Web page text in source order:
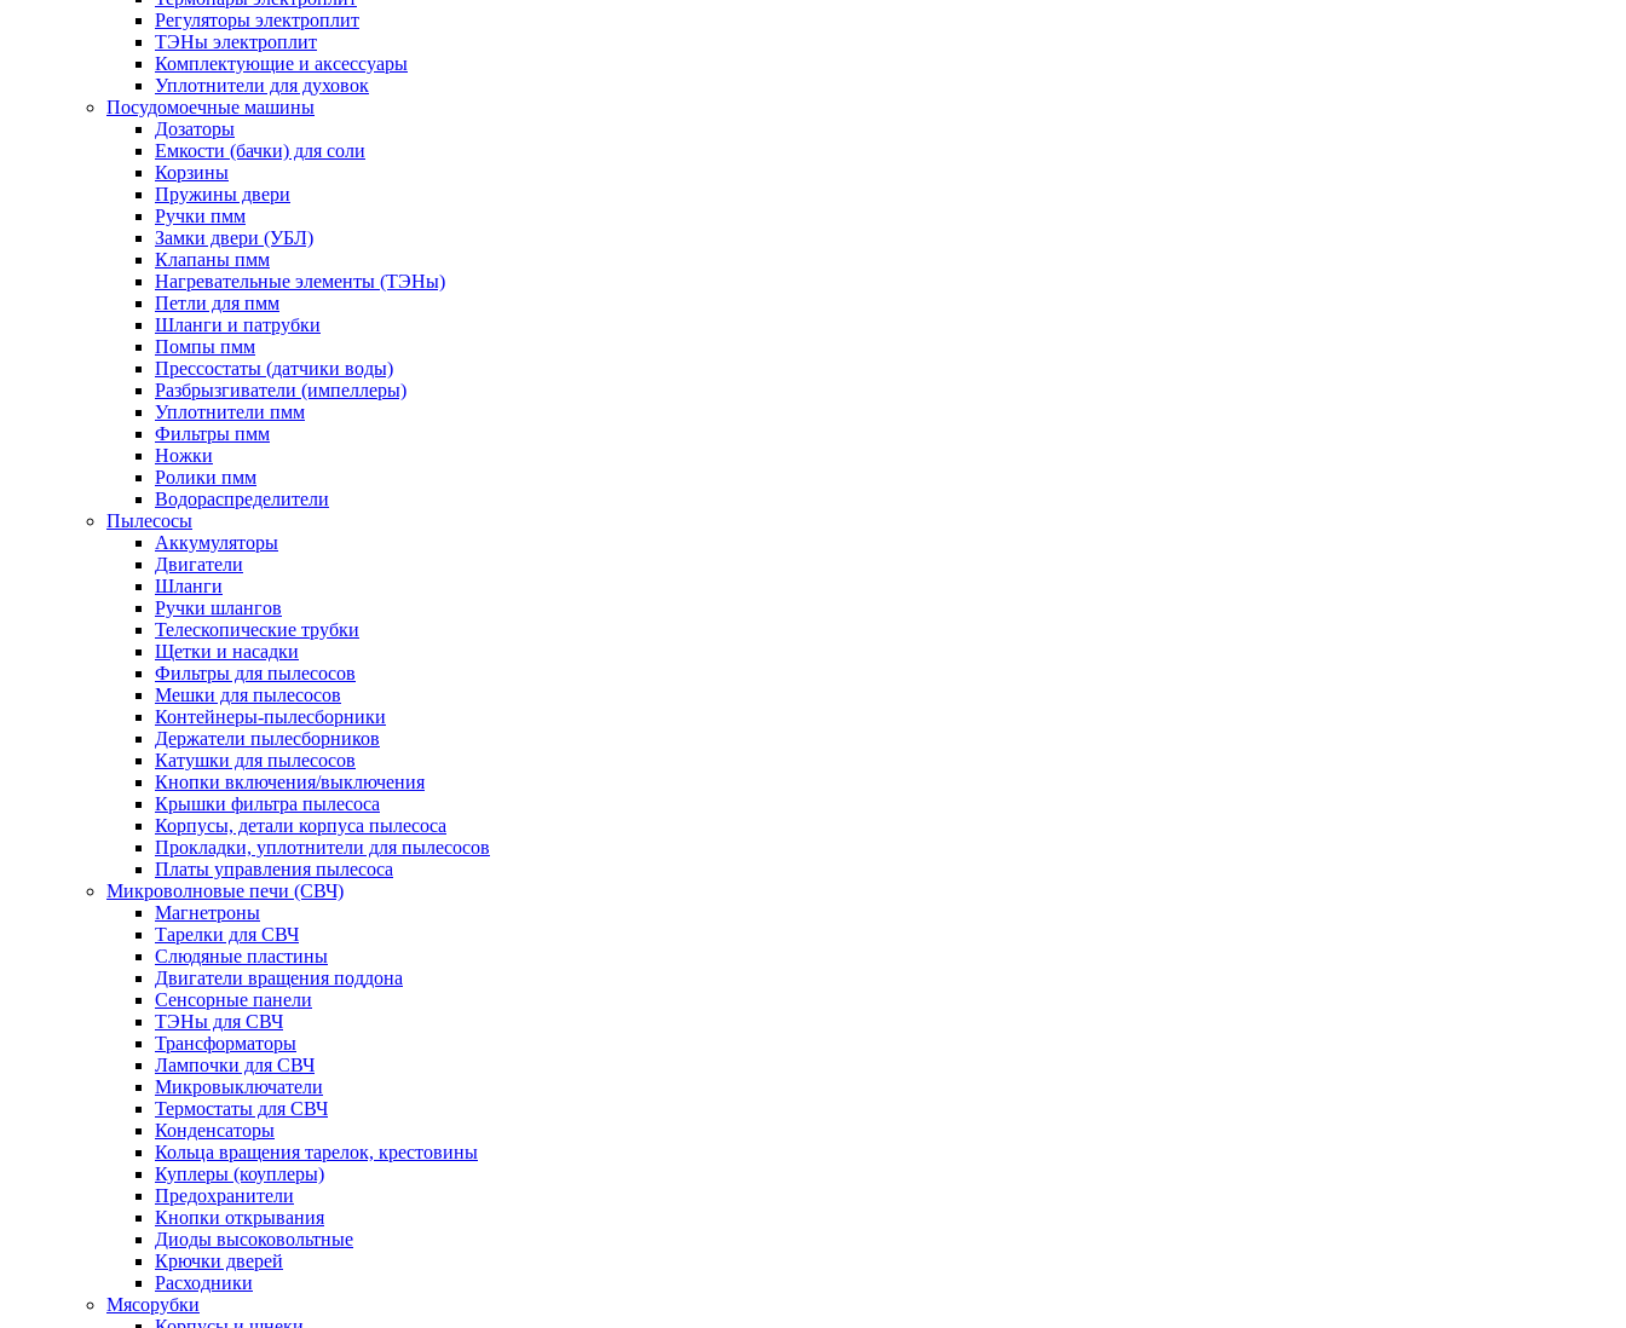
Регуляторы электроплит
ТЭНы электроплит
Комплектующие и аксессуары
Уплотнители для духовок
Посудомоечные машины
Дозаторы
Емкости (бачки) для соли
Корзины
Пружины двери
Ручки пмм
Замки двери (УБЛ)
Клапаны пмм
Нагревательные элементы (ТЭНы)
Петли для пмм
Шланги и патрубки
Помпы пмм
Прессостаты (датчики воды)
Разбрызгиватели (импеллеры)
Уплотнители пмм
Фильтры пмм
Ножки
Ролики пмм
Водораспределители
Пылесосы
Аккумуляторы
Двигатели
Шланги
Ручки шлангов
Телескопические трубки
Щетки и насадки
Фильтры для пылесосов
Мешки для пылесосов
Контейнеры-пылесборники
Держатели пылесборников
Катушки для пылесосов
Кнопки включения/выключения
Крышки фильтра пылесоса
Корпусы, детали корпуса пылесоса
Прокладки, уплотнители для пылесосов
Платы управления пылесоса
Микроволновые печи (СВЧ)
Магнетроны
Тарелки для СВЧ
Слюдяные пластины
Двигатели вращения поддона
Сенсорные панели
ТЭНы для СВЧ
Трансформаторы
Лампочки для СВЧ
Микровыключатели
Термостаты для СВЧ
Конденсаторы
Кольца вращения тарелок, крестовины
Куплеры (коуплеры)
Предохранители
Кнопки открывания
Диоды высоковольтные
Крючки дверей
Расходники
Мясорубки